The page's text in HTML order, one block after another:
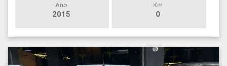
Ano
2015
Km
0